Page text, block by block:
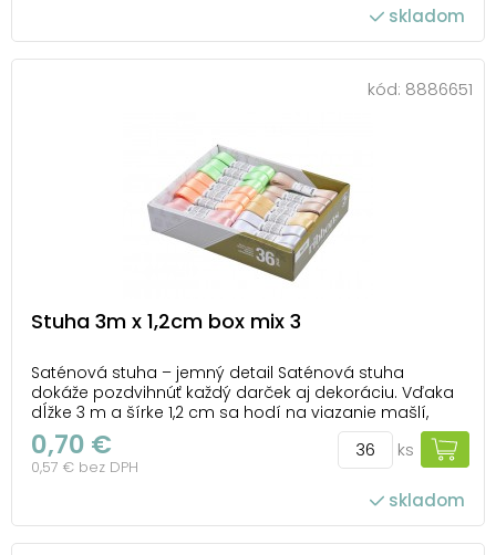
skladom
kód: 8886651
Stuha 3m x 1,2cm box mix 3
Saténová stuha – jemný detail Saténová stuha
dokáže pozdvihnúť každý darček aj dekoráciu. Vďaka
dĺžke 3 m a šírke 1,2 cm sa hodí na viazanie mašlí,
zdobenie kvetov či elegantné doplnky pri sviatočných
príležitostiach. Lesklý saténový povrch dodá vášmu
aranžmánu slávnostný nádych, zatiaľ čo ...
0,70 €
0,57 € bez DPH
ks
skladom